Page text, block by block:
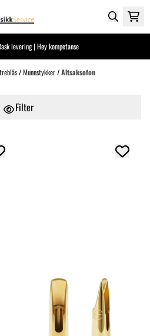
levering | Høy kompetanse
/Munnstykker/Altsaksofon
Filter